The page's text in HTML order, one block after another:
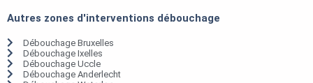
Autres zones d'interventions débouchage
Débouchage Bruxelles
Débouchage Ixelles
Débouchage Uccle
Débouchage Anderlecht